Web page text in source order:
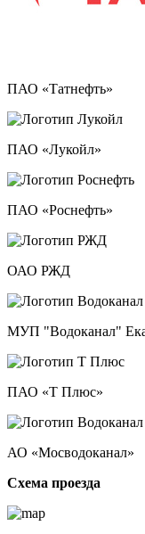
ПАО «Татнефть»
ПАО «Лукойл»
ПАО «Роснефть»
ОАО РЖД
МУП "Водоканал"
ПАО «Т Плюс»
АО «Мосводоканал»
Схема проезда